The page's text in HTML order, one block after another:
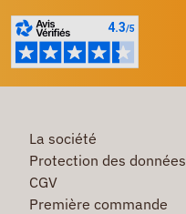
La société
Protection des données
CGV
Première commande